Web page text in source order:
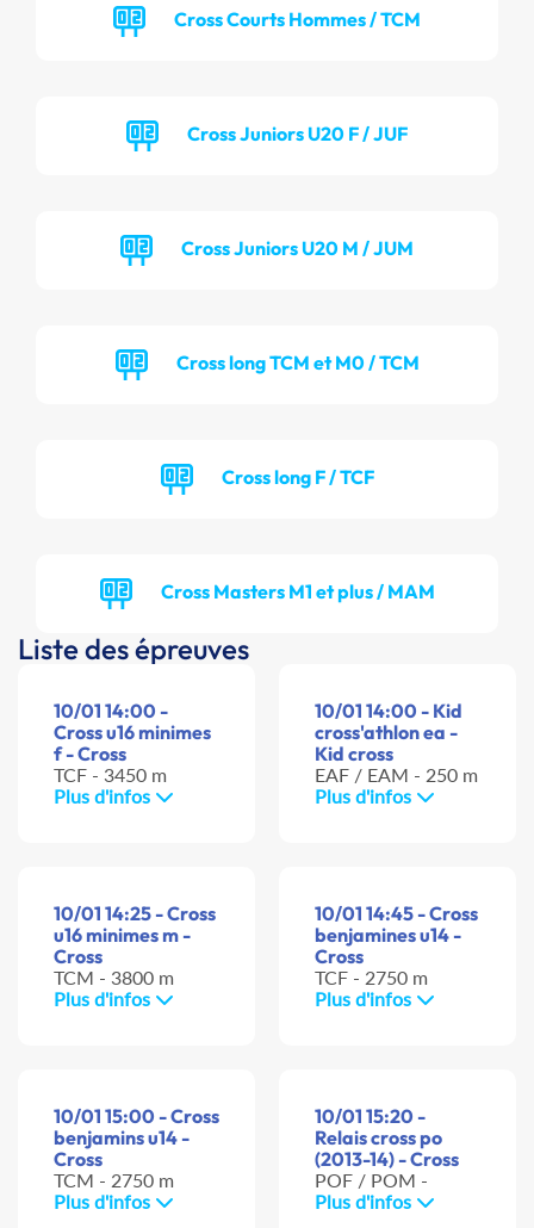
Cross Courts Hommes / TCM
Cross Juniors U20 F / JUF
Cross Juniors U20 M / JUM
Cross long TCM et M0 / TCM
Cross long F / TCF
Cross Masters M1 et plus / MAM
Liste des épreuves
10/01 14:00 -
Cross u16 minimes
f - Cross
TCF - 3450 m
Plus d'infos
10/01 14:00 - Kid
cross'athlon ea -
Kid cross
EAF / EAM - 250 m
Plus d'infos
10/01 14:25 - Cross
u16 minimes m -
Cross
TCM - 3800 m
Plus d'infos
10/01 14:45 - Cross
benjamines u14 -
Cross
TCF - 2750 m
Plus d'infos
10/01 15:00 - Cross
benjamins u14 -
Cross
TCM - 2750 m
Plus d'infos
10/01 15:20 -
Relais cross po
(2013-14) - Cross
POF / POM -
Plus d'infos